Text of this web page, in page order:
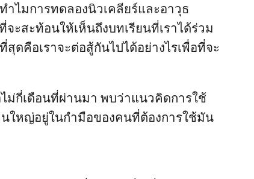
ำไมการทดลองนิวเคลียร์และอาวุธ
ะสะท้อนให้เห็นถึงบทเรียนที่เราได้ร่วม
ดคือเราจะต่อสู้กันไปได้อย่างไรเพื่อที่จะ
ไม่กี่เดือนที่ผ่านมา พบว่าแนวคิดการใช้
ใหญ่อยู่ในกำมือของคนที่ต้องการใช้มัน